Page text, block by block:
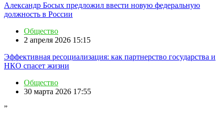
Александр Босых предложил ввести новую федеральную
должность в России
Общество
2 апреля 2026 15:15
Эффективная ресоциализация: как партнерство государства и
НКО спасет жизни
Общество
30 марта 2026 17:55
”